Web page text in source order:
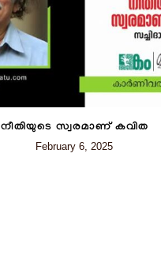
നീതിയുടെ സ്വരമാണ് കവിത
February 6, 2025